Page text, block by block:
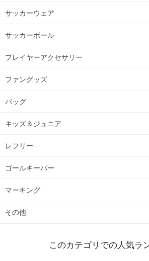
サッカーウェア
サッカーボール
プレイヤーアクセサリー
ファングッズ
バッグ
キッズ＆ジュニア
レフリー
ゴールキーパー
マーキング
その他